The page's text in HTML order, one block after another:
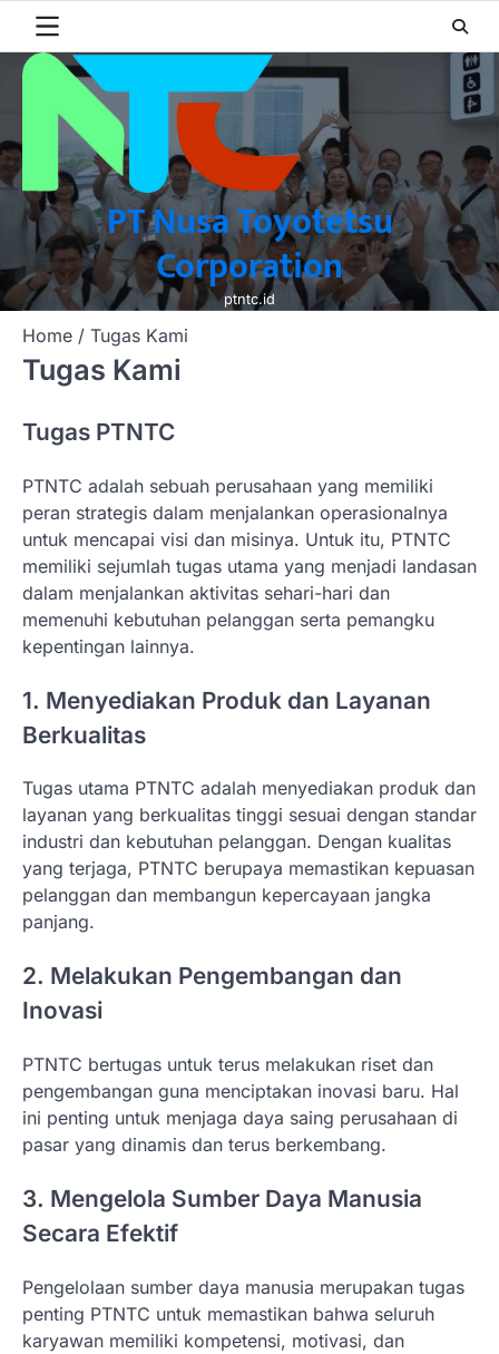
content
PT Nusa Toyotetsu
Corporation
ptntc.id
Home Tugas Kami
Tugas Kami
Tugas PTNTC
PTNTC adalah sebuah perusahaan yang memiliki
peran strategis dalam menjalankan operasionalnya
untuk mencapai visi dan misinya. Untuk itu, PTNTC
memiliki sejumlah tugas utama yang menjadi landasan
dalam menjalankan aktivitas sehari-hari dan
memenuhi kebutuhan pelanggan serta pemangku
kepentingan lainnya.
1. Menyediakan Produk dan Layanan
Berkualitas
Tugas utama PTNTC adalah menyediakan produk dan
layanan yang berkualitas tinggi sesuai dengan standar
industri dan kebutuhan pelanggan. Dengan kualitas
yang terjaga, PTNTC berupaya memastikan kepuasan
pelanggan dan membangun kepercayaan jangka
panjang.
2. Melakukan Pengembangan dan
Inovasi
PTNTC bertugas untuk terus melakukan riset dan
pengembangan guna menciptakan inovasi baru. Hal
ini penting untuk menjaga daya saing perusahaan di
pasar yang dinamis dan terus berkembang.
3. Mengelola Sumber Daya Manusia
Secara Efektif
Pengelolaan sumber daya manusia merupakan tugas
penting PTNTC untuk memastikan bahwa seluruh
karyawan memiliki kompetensi, motivasi, dan